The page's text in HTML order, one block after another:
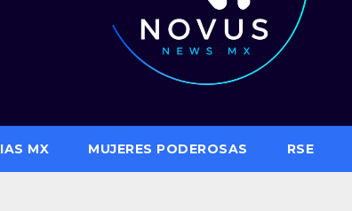
MX MUJERES PODEROSAS RSE